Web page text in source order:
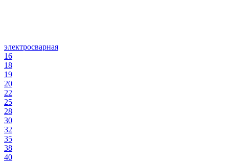
электросварная
16
18
19
20
22
25
28
30
32
35
38
40